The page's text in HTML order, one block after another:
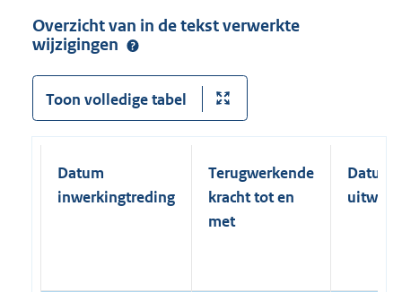
Overzicht van in de tekst verwerkte
wijzigingen
Toon volledige tabel
Datum
inwerkingtreding
Terugwerkende
kracht tot en
met
Datum